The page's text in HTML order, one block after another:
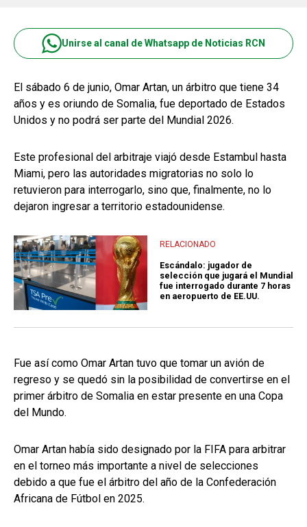
Unirse al canal de Whatsapp de Noticias RCN
El sábado 6 de junio, Omar Artan, un árbitro que tiene 34
años y es oriundo de Somalia, fue deportado de Estados
Unidos y no podrá ser parte del Mundial 2026.
Este profesional del arbitraje viajó desde Estambul hasta
Miami, pero las autoridades migratorias no solo lo
retuvieron para interrogarlo, sino que, finalmente, no lo
dejaron ingresar a territorio estadounidense.
RELACIONADO
Escándalo: jugador de
selección que jugará el Mundial
fue interrogado durante 7 horas
en aeropuerto de EE.UU.
Fue así como Omar Artan tuvo que tomar un avión de
regreso y se quedó sin la posibilidad de convertirse en el
primer árbitro de Somalia en estar presente en una Copa
del Mundo.
Omar Artan había sido designado por la FIFA para arbitrar
en el torneo más importante a nivel de selecciones
debido a que fue el árbitro del año de la Confederación
Africana de Fútbol en 2025.